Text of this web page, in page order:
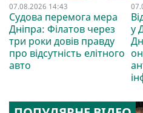
07.08.2026 14:43
Судова перемога мера
Дніпра: Філатов через
три роки довів правду
про відсутність елітного
авто
у